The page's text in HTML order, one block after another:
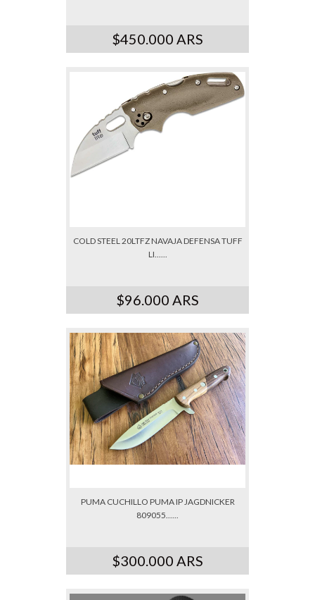
$450.000 ARS
COLD STEEL 20LTFZ NAVAJA DEFENSA TUFF
LI......
$96.000 ARS
PUMA CUCHILLO PUMA IP JAGDNICKER
809055......
$300.000 ARS